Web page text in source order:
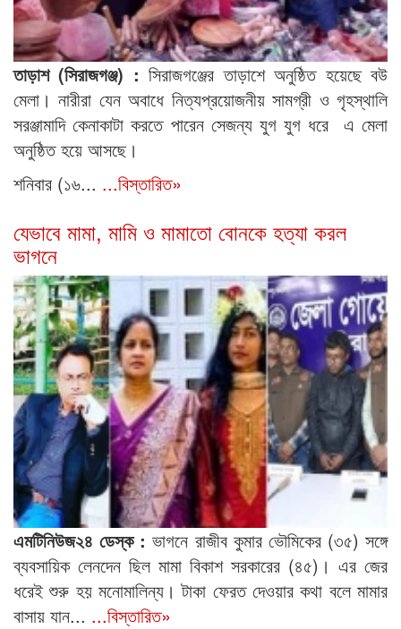
তাড়াশ (সিরাজগঞ্জ) : সিরাজগঞ্জের তাড়াশে অনুষ্ঠিত হয়েছে বউ
মেলা। নারীরা যেন অবাধে নিত্যপ্রয়োজনীয় সামগ্রী ও গৃহস্থালি
সরঞ্জামাদি কেনাকাটা করতে পারেন সেজন্য যুগ যুগ ধরে এ মেলা
অনুষ্ঠিত হয়ে আসছে।
শনিবার (১৬... ...বিস্তারিত»
যেভাবে মামা, মামি ও মামাতো বোনকে হত্যা করল
ভাগনে
এমটিনিউজ২৪ ডেস্ক :ভাগনে রাজীব কুমার ভৌমিকের (৩৫) সঙ্গে
ব্যবসায়িক লেনদেন ছিল মামা বিকাশ সরকারের (৪৫)। এর জের
ধরেই শুরু হয় মনোমালিন্য। টাকা ফেরত দেওয়ার কথা বলে মামার
বাসায় যান... ...বিস্তারিত»